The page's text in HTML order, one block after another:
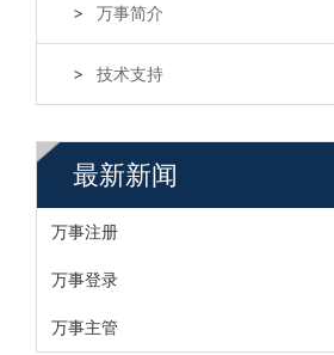
万事简介
技术支持
最新新闻
万事注册
万事登录
万事主管